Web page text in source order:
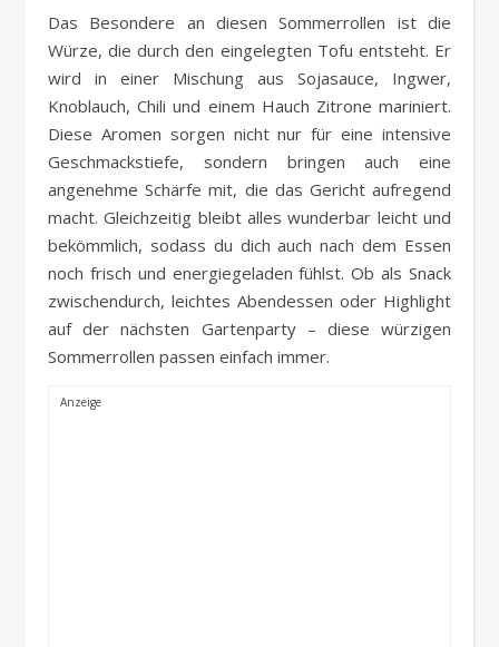
Das Besondere an diesen Sommerrollen ist die
Würze, die durch den eingelegten Tofu entsteht. Er
wird in einer Mischung aus Sojasauce, Ingwer,
Knoblauch, Chili und einem Hauch Zitrone mariniert.
Diese Aromen sorgen nicht nur für eine intensive
Geschmackstiefe, sondern bringen auch eine
angenehme Schärfe mit, die das Gericht aufregend
macht. Gleichzeitig bleibt alles wunderbar leicht und
bekömmlich, sodass du dich auch nach dem Essen
noch frisch und energiegeladen fühlst. Ob als Snack
zwischendurch, leichtes Abendessen oder Highlight
auf der nächsten Gartenparty – diese würzigen
Sommerrollen passen einfach immer.